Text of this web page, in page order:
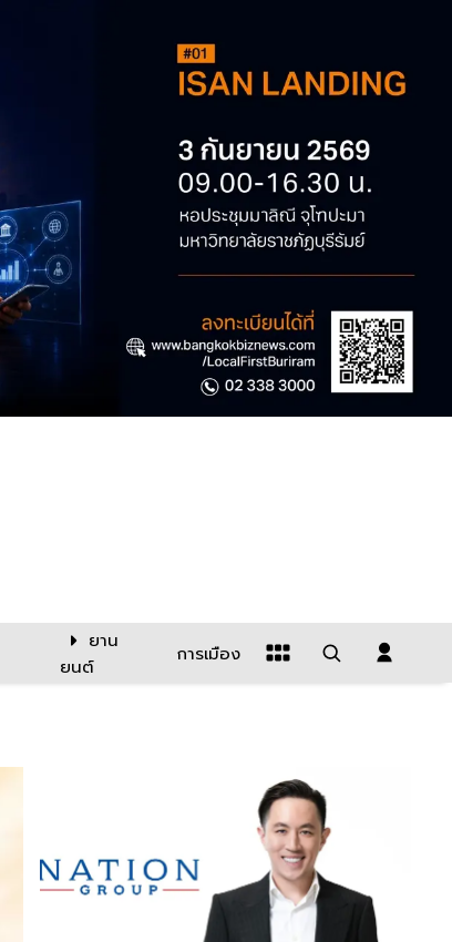
ยาน
ยนต์
การเมือง